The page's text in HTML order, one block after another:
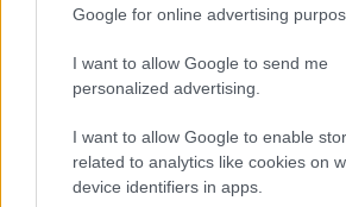
Google for online advertising
I want to allow Google to send me
personalized advertising.
I want to allow Google to enable
related to analytics like cookies on
device identifiers in apps.